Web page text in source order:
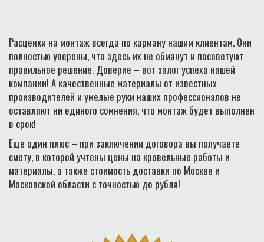
Расценки на монтаж всегда по карману нашим клиентам. Они
полностью уверены, что здесь их не обманут и посоветуют
правильное решение. Доверие – вот залог успеха нашей
компании! А качественные материалы от известных
производителей и умелые руки наших профессионалов не
оставляют ни единого сомнения, что монтаж будет выполнен
в срок!
Еще один плюс – при заключении договора вы получаете
смету, в которой учтены цены на кровельные работы и
материалы, а также стоимость доставки по Москве и
Московской области с точностью до рубля!